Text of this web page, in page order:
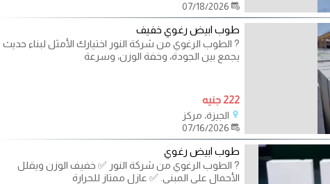
طوب ابيض رغوي خفيف
? الطوب الرغوي من شركة النور اختيارك الأمثل لبناء حديث
يجمع بين الجودة، وخفة الوزن، وسرعة
222 جنيه
الجيزة، مركز
طوب ابيض رغوي
? الطوب الرغوي من شركة النور ✅ خفيف الوزن ويقلل
الأحمال على المبنى. ✅ عازل ممتاز للحرارة